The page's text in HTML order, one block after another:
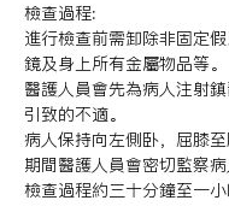
檢查過程:
進行檢查前需卸除非固定
鏡及身上所有金屬物品等。
醫護人員會先為病人注射
引致的不適。
病人保持向左側卧，屈膝至
期間醫護人員會密切監察病
檢查過程約三十分鐘至一小